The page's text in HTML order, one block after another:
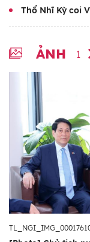
Thổ Nhĩ Kỳ coi
ẢNH 1